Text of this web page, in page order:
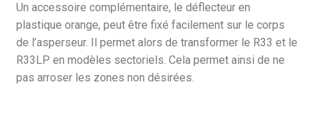
Un accessoire complémentaire, le déflecteur en
plastique orange, peut être fixé facilement sur le corps
de l’asperseur. Il permet alors de transformer le R33 et le
R33LP en modèles sectoriels. Cela permet ainsi de ne
pas arroser les zones non désirées.